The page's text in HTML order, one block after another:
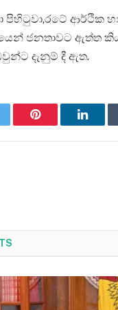
පිහිටුවා,රටේ ආර්ථික
ජනතාවට ඇත්ත
දැනුම් දී ඇත.
Pinterest